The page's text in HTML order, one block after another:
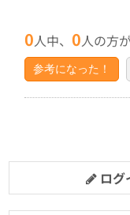
0人中、0人の方
参考になった！
ログ